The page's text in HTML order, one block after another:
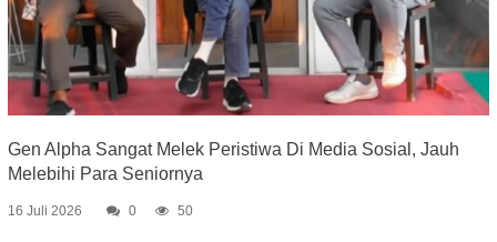
Gen Alpha Sangat Melek Peristiwa Di Media Sosial, Jauh
Melebihi Para Seniornya
16 Juli 2026 0 50